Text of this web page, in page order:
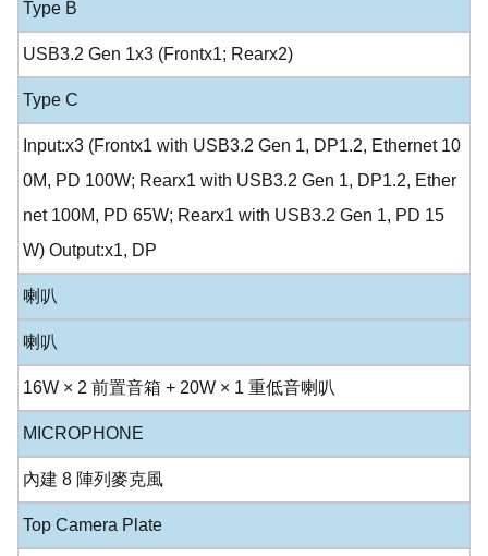
Type B
USB3.2 Gen 1x3 (Frontx1; Rearx2)
Type C
Input:x3 (Frontx1 with USB3.2 Gen 1, DP1.2, Ethernet 10
0M, PD 100W; Rearx1 with USB3.2 Gen 1, DP1.2, Ether
net 100M, PD 65W; Rearx1 with USB3.2 Gen 1, PD 15
W) Output:x1, DP
喇叭
喇叭
16W × 2 前置音箱 + 20W × 1 重低音喇叭
MICROPHONE
內建 8 陣列麥克風
Top Camera Plate